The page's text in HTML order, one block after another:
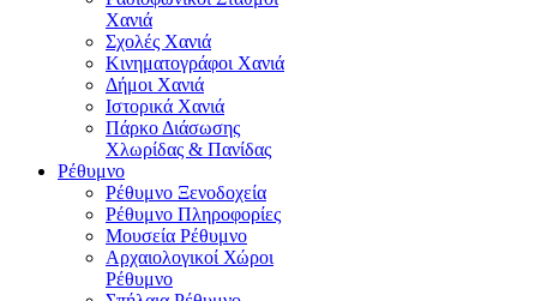
Χανιά
Σχολές Χανιά
Κινηματογράφοι Χανιά
Δήμοι Χανιά
Ιστορικά Χανιά
Πάρκο Διάσωσης
Χλωρίδας & Πανίδας
Ρέθυμνο
Ρέθυμνο Ξενοδοχεία
Ρέθυμνο Πληροφορίες
Μουσεία Ρέθυμνο
Αρχαιολογικοί Χώροι
Ρέθυμνο